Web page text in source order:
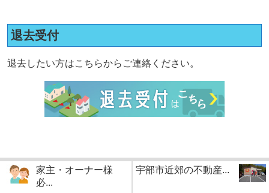
退去受付
退去したい方はこちらからご連絡ください。
家主・オーナー様
必...
宇部市近郊の不動産...